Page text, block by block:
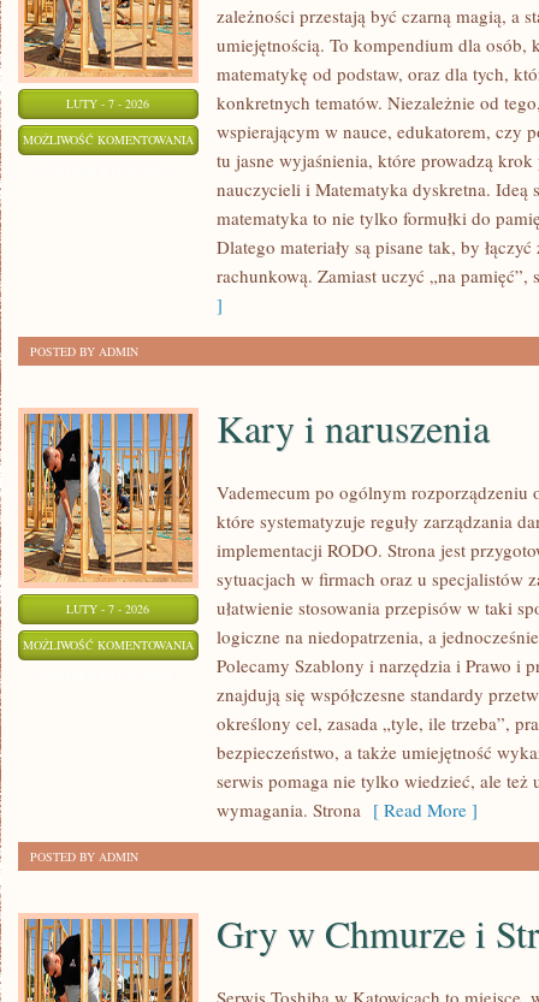
LUTY - 7 - 2026
MOŻLIWOŚĆ KOMENTOWANIA MATEMATYKA
STOSOWANA
zależności przestają być czarną magią, a
umiejętnością. To kompendium dla osób,
matematykę od podstaw, oraz dla tych,
konkretnych tematów. Niezależnie od
wspierającym w nauce, edukatorem, czy
tu jasne wyjaśnienia, które prowadzą
nauczycieli i Matematyka dyskretna. Ideą
matematyka to nie tylko formułki do
Dlatego materiały są pisane tak, by
rachunkową. Zamiast uczyć „na pamięć”,
]
POSTED BY ADMIN
LUTY - 7 - 2026
MOŻLIWOŚĆ KOMENTOWANIA KARY
NARUSZENIA
Kary i naruszenia
Vademecum po ogólnym rozporządzeniu
które systematyzuje reguły zarządzania
implementacji RODO. Strona jest
sytuacjach w firmach oraz u specjalistów
ułatwienie stosowania przepisów w taki
logiczne na niedopatrzenia, a
Polecamy Szablony i narzędzia i Prawo i
znajdują się współczesne standardy
określony cel, zasada „tyle, ile trzeba”,
bezpieczeństwo, a także umiejętność
serwis pomaga nie tylko wiedzieć, ale też
wymagania. Strona [ Read More ]
POSTED BY ADMIN
Gry w Chmurze i
Serwis Toshiba w Katowicach to miejsce,